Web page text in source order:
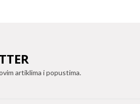
artiklima i popustima.